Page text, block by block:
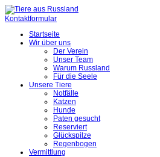
Kontaktformular
Startseite
Wir über uns
Der Verein
Unser Team
Warum Russland
Für die Seele
Unsere Tiere
Notfälle
Katzen
Hunde
Paten gesucht
Reserviert
Glückspilze
Regenbogen
Vermittlung